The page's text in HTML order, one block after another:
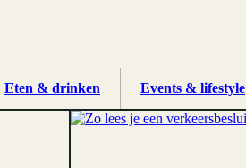
Eten & drinken Events & lifestyle